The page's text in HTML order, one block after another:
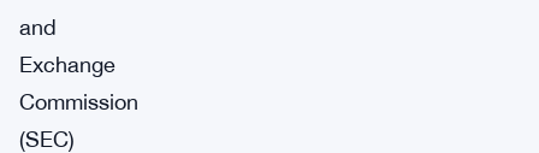
and
Exchange
Commission
(SEC)